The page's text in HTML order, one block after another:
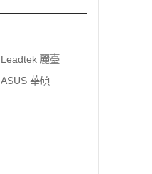
Leadtek 麗臺
ASUS 華碩